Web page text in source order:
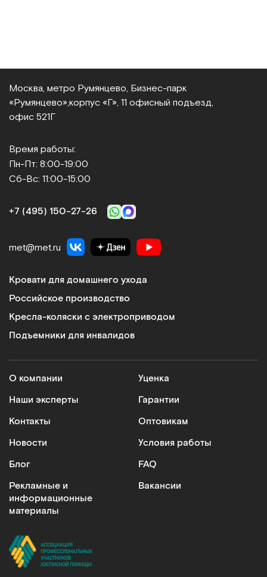
Москва, метро Румянцево, Бизнес‑парк
«Румянцево», корпус «Г», 11 офисный подъезд,
офис 521Г
Время работы:
Пн-Пт: 8:00-19:00
Сб-Вс: 11:00-15:00
+7 (495) 150‑27‑26
met@met.ru
Кровати для домашнего ухода
Российское производство
Кресла-коляски с электроприводом
Подъемники для инвалидов
О компании
Наши эксперты
Контакты
Новости
Блог
Рекламные и
информационные
материалы
Уценка
Гарантии
Оптовикам
Условия работы
FAQ
Вакансии